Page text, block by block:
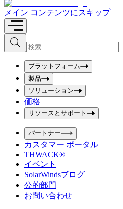
示
メイン コンテンツにスキップ
検
索
検
索
ボ
ッ
ク
ス
を
入
プラットフォーム
製品
ソリューション
価格
リソースとサポート
パートナー
カスタマー ポータル
THWACK®
イベント
SolarWindsブログ
公的部門
お問い合わせ